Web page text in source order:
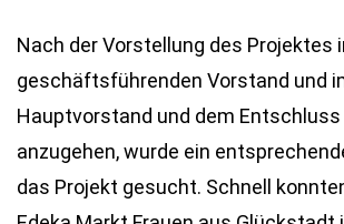
Nach der Vorstellung des Projektes
geschäftsführenden Vorstand und
Hauptvorstand und dem
anzugehen, wurde ein
das Projekt gesucht. Schnell